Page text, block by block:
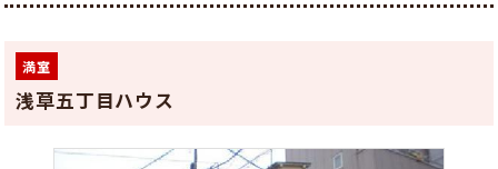
満室
浅草五丁目ハウス